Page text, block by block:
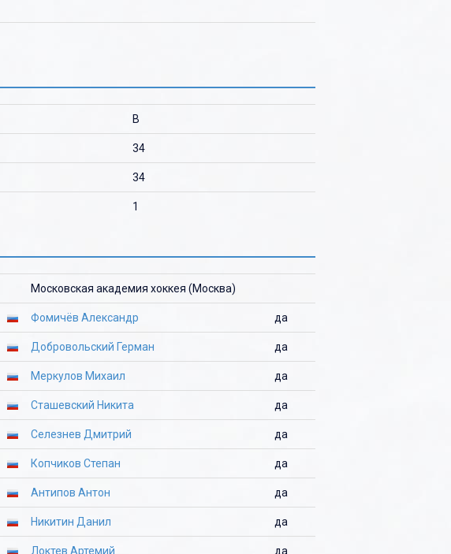
B
34
34
1
Московская академия хоккея (Москва)
Фомичёв Александр да
Добровольский Герман да
Меркулов Михаил да
Сташевский Никита да
Селезнев Дмитрий да
Копчиков Степан да
Антипов Антон да
Никитин Данил да
Локтев Артемий да